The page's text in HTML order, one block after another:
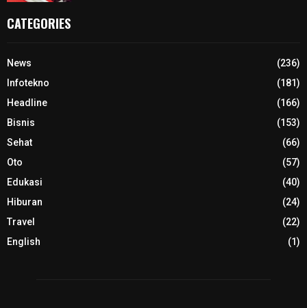
CATEGORIES
News
(236)
Infotekno
(181)
Headline
(166)
Bisnis
(153)
Sehat
(66)
Oto
(57)
Edukasi
(40)
Hiburan
(24)
Travel
(22)
English
(1)